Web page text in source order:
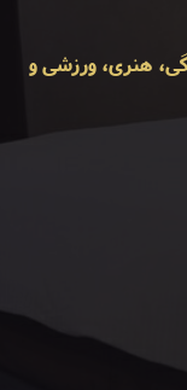
هنری، ورزشی و